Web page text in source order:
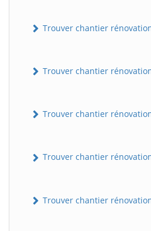
Trouver chantier
Trouver chantier
Trouver chantier
Trouver chantier
Trouver chantier